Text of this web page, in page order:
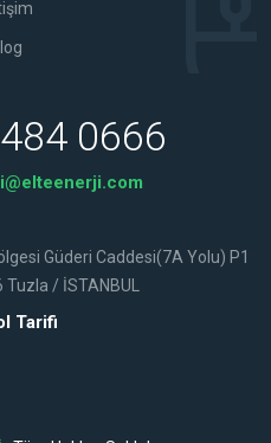
0666
Güderi Caddesi(7A Yolu) P1
/ İSTANBUL
Tarifi